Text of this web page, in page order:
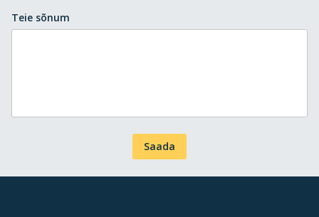
Teie sõnum
Saada